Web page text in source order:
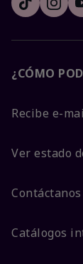
¿CÓMO
Recibe e-
Ver estado
Contáctanos
Catálogos